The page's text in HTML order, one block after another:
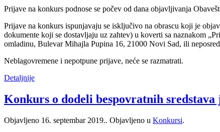
Prijave na konkurs podnose se počev od dana objavljivanja
Prijave na konkurs ispunjavaju se isključivo na obrascu koji je
dokumente koji se dostavljaju uz zahtev) u koverti sa naznakom
omladinu, Bulevar Mihajla Pupina 16, 21000 Novi Sad, ili
Neblagovremene i nepotpune prijave, neće se razmatrati.
Detaljnije
Konkurs o dodeli bespovratnih
Objavljeno 16. septembar 2019.. Objavljeno u Konkursi.